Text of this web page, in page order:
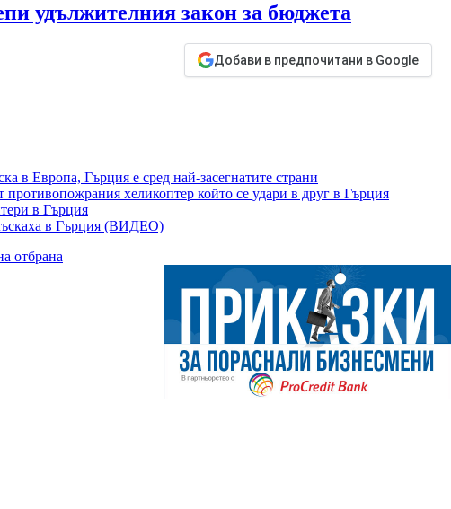
удължителния закон за бюджета
Добави в предпочитани в Google
в Европа, Гърция е сред най-засегнатите страни
хеликоптер който се удари в друг в Гърция
в Гърция
в Гърция (ВИДЕО)
отбрана